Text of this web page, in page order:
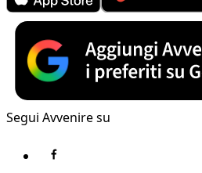
Segui Avvenire su